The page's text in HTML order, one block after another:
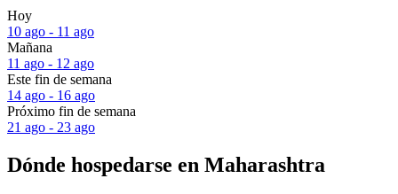
Hoy
10 ago - 11 ago
Mañana
11 ago - 12 ago
Este fin de semana
14 ago - 16 ago
Próximo fin de semana
21 ago - 23 ago
Dónde hospedarse en Maharashtra